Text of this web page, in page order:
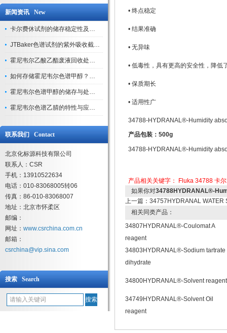
新闻资讯 New
卡尔费休试剂的储存稳定性及开封后有效期验证
JTBaker色谱试剂的紫外吸收截止波长与背景干扰
霍尼韦尔乙酸乙酯废液回收处理方法与环保处置建议
如何存储霍尼韦尔色谱甲醇？避光、密封、远离火源
霍尼韦尔色谱甲醇的储存与处理注意事项
霍尼韦尔色谱乙腈的特性与应用领域解析
联系我们 Contact
北京化标源科技有限公司
联系人：CSR
手机：13910522634
电话：010-83068005转06
传真：86-010-83068007
地址：北京市怀柔区
邮编：
网址： www.csrchina.com.cn
邮箱：
csrchina@vip.sina.com
搜索 Search
• 终点稳定
• 结果准确
• 无异味
• 低毒性，具有更高的安全性，降低
• 保质期长
• 适用性广
34788-HYDRANAL®-Humidity
产品包装：500g
34788-HYDRANAL®-Humidity
产品相关关键字： Fluka 34788 卡
如果你对34788HYDRANAL®-
上一篇： 34757HYDRANAL WATER
相关同类产品：
34807HYDRANAL®-Coulomat A
reagent
34803HYDRANAL®-Sodium tartrate
dihydrate
34800HYDRANAL®-Solvent reagent
34749HYDRANAL®-Solvent Oil
reagent